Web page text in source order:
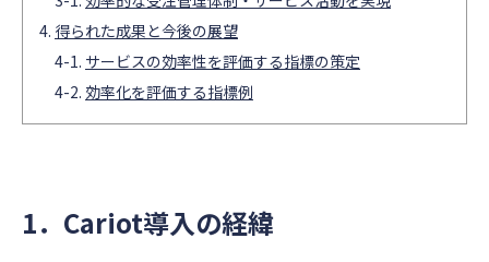
得られた成果と今後の展望
サービスの効率性を評価する指標の策定
効率化を評価する指標例
1．Cariot導入の経緯